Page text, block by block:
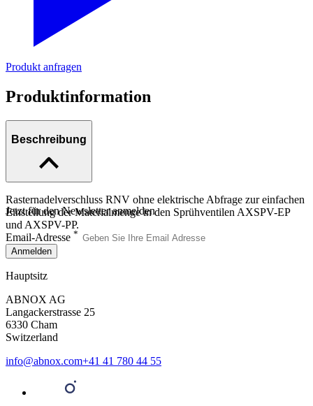
Produkt anfragen
Produktinformation
Beschreibung
Rasternadelverschluss RNV ohne elektrische Abfrage zur einfachen
Einstellung der Materialmenge in den Sprühventilen AXSPV-EP
und AXSPV-PP.
Jetzt für den Newsletter anmelden
Email-Adresse *
Anmelden
Hauptsitz
ABNOX AG
Langackerstrasse 25
6330 Cham
Switzerland
info@abnox.com+41 41 780 44 55